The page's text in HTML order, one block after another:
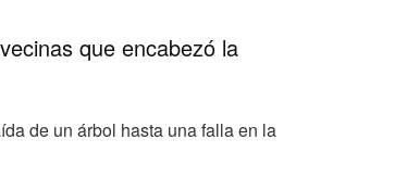
que encabezó la
de un árbol hasta una falla en la